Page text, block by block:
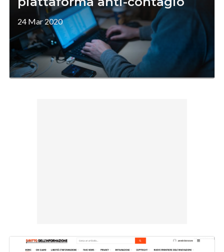
24 Mar 2020